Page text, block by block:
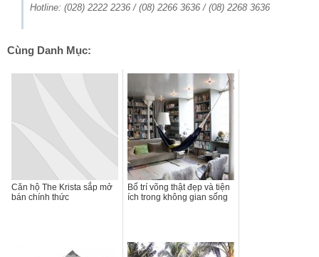
Hotline: (028) 2222 2236 / (08) 2266 3636 / (08) 2268 3636
Cùng Danh Mục:
Căn hộ The Krista sắp mở
bán chính thức
Bố trí võng thật đẹp và tiện
ích trong không gian sống